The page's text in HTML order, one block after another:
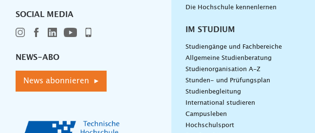
SOCIAL MEDIA
NEWS-ABO
News abonnieren ▸
Die Hochschule kennenlernen
IM STUDIUM
Studiengänge und Fachbereiche
Allgemeine Studienberatung
Studienorganisation A-Z
Stunden- und Prüfungsplan
Studienbegleitung
International studieren
Campusleben
Hochschulsport